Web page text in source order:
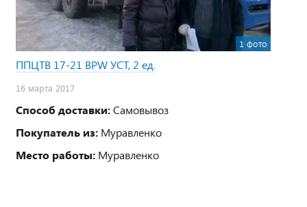
1 фото
ППЦТВ 17-21 BPW УСТ, 2 ед.
16 марта 2017
Способ доставки:Самовывоз
Покупатель из: Муравленко
Место работы: Муравленко